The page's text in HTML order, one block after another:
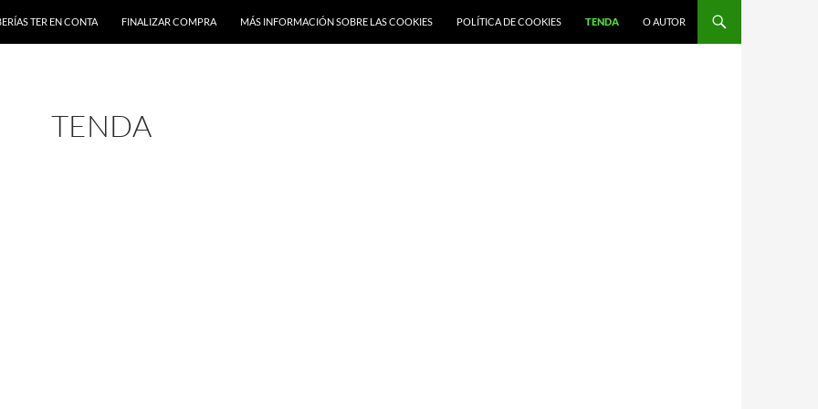
TER EN CONTA FINALIZAR COMPRA MÁS INFORMACIÓN SOBRE LAS COOKIES POLÍTICA DE COOKIES TENDA O AUTOR
TENDA